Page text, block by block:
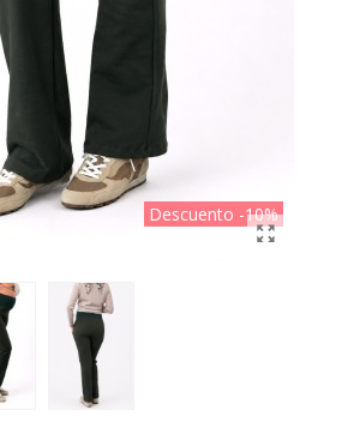
Descuento -10%